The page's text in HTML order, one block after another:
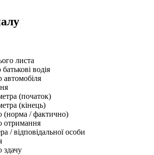
листа
водія
(початок)
(кінець)
(норма / фактично)
отримання
/ відповідальної особи
здачу